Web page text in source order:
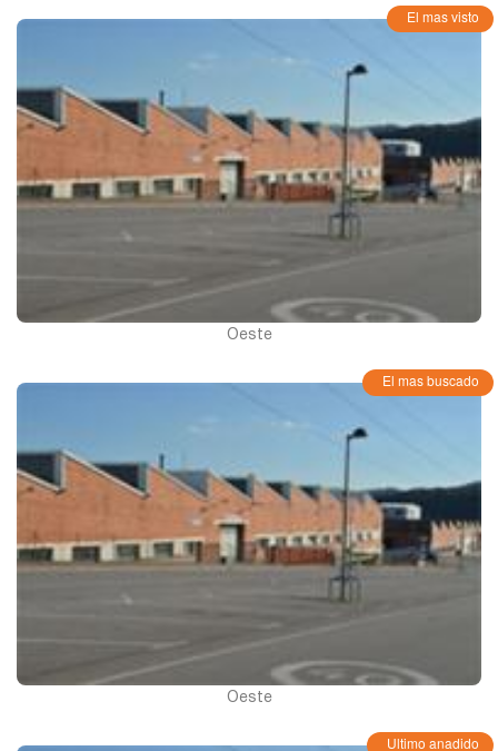
El mas visto
Oeste
El mas buscado
Oeste
Ultimo anadido